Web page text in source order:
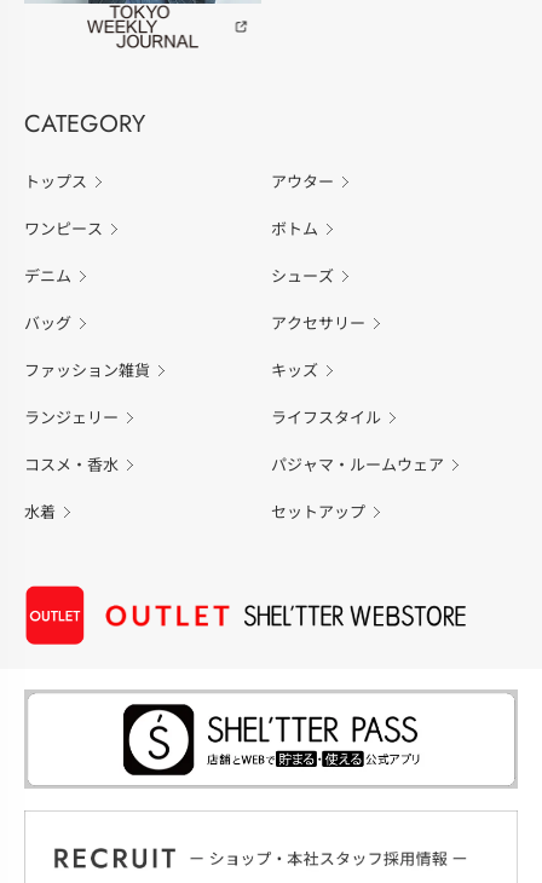
CATEGORY
トップス アウター
ワンピース ボトム
デニム シューズ
バッグ アクセサリー
ファッション雑貨 キッズ
ランジェリー ライフスタイル
コスメ・香水 パジャマ・ルームウェア
水着 セットアップ